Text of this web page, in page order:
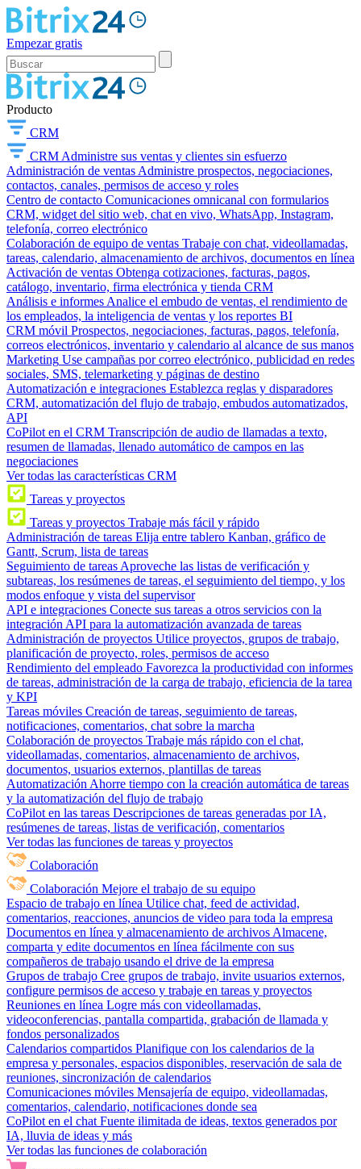
Empezar gratis
Producto
CRM
CRM Administre sus ventas y clientes sin esfuerzo
Administración de ventas Administre prospectos, negociaciones,
contactos, canales, permisos de acceso y roles
Centro de contacto Comunicaciones omnicanal con formularios
CRM, widget del sitio web, chat en vivo, WhatsApp, Instagram,
telefonía, correo electrónico
Colaboración de equipo de ventas Trabaje con chat, videollamadas,
tareas, calendario, almacenamiento de archivos, documentos en línea
Activación de ventas Obtenga cotizaciones, facturas, pagos,
catálogo, inventario, firma electrónica y tienda CRM
Análisis e informes Analice el embudo de ventas, el rendimiento de
los empleados, la inteligencia de ventas y los reportes BI
CRM móvil Prospectos, negociaciones, facturas, pagos, telefonía,
correos electrónicos, inventario y calendario al alcance de sus manos
Marketing Use campañas por correo electrónico, publicidad en redes
sociales, SMS, telemarketing y páginas de destino
Automatización e integraciones Establezca reglas y disparadores
CRM, automatización del flujo de trabajo, embudos automatizados,
API
CoPilot en el CRM Transcripción de audio de llamadas a texto,
resumen de llamadas, llenado automático de campos en las
negociaciones
Ver todas las características CRM
Tareas y proyectos
Tareas y proyectos Trabaje más fácil y rápido
Administración de tareas Elija entre tablero Kanban, gráfico de
Gantt, Scrum, lista de tareas
Seguimiento de tareas Aproveche las listas de verificación y
subtareas, los resúmenes de tareas, el seguimiento del tiempo, y los
modos enfoque y vista del supervisor
API e integraciones Conecte sus tareas a otros servicios con la
integración API para la automatización avanzada de tareas
Administración de proyectos Utilice proyectos, grupos de trabajo,
planificación de proyecto, roles, permisos de acceso
Rendimiento del empleado Favorezca la productividad con informes
de tareas, administración de la carga de trabajo, eficiencia de la tarea
y KPI
Tareas móviles Creación de tareas, seguimiento de tareas,
notificaciones, comentarios, chat sobre la marcha
Colaboración de proyectos Trabaje más rápido con el chat,
videollamadas, comentarios, almacenamiento de archivos,
documentos, usuarios externos, plantillas de tareas
Automatización Ahorre tiempo con la creación automática de tareas
y la automatización del flujo de trabajo
CoPilot en las tareas Descripciones de tareas generadas por IA,
resúmenes de tareas, listas de verificación, comentarios
Ver todas las funciones de tareas y proyectos
Colaboración
Colaboración Mejore el trabajo de su equipo
Espacio de trabajo en línea Utilice chat, feed de actividad,
comentarios, reacciones, anuncios de video para toda la empresa
Documentos en línea y almacenamiento de archivos Almacene,
comparta y edite documentos en línea fácilmente con sus
compañeros de trabajo usando el drive de la empresa
Grupos de trabajo Cree grupos de trabajo, invite usuarios externos,
configure permisos de acceso y trabaje en tareas y proyectos
Reuniones en línea Logre más con videollamadas,
videoconferencias, pantalla compartida, grabación de llamada y
fondos personalizados
Calendarios compartidos Planifique con los calendarios de la
empresa y personales, espacios disponibles, reservación de sala de
reuniones, sincronización de calendarios
Comunicaciones móviles Mensajería de equipo, videollamadas,
comentarios, calendario, notificaciones donde sea
CoPilot en el chat Fuente ilimitada de ideas, textos generados por
IA, lluvia de ideas y más
Ver todas las funciones de colaboración